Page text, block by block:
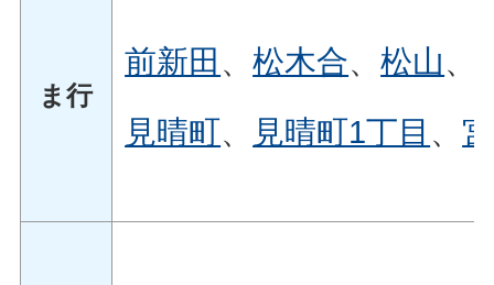
ま行
前新田 、松木合、松山、
見晴町、 見晴町1丁目 、